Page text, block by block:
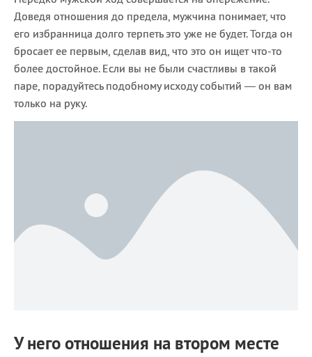
Доведя отношения до предела, мужчина понимает, что
его избранница долго терпеть это уже не будет. Тогда он
бросает ее первым, сделав вид, что это он ищет что-то
более достойное. Если вы не были счастливы в такой
паре, порадуйтесь подобному исходу событий — он вам
только на руку.
У него отношения на втором месте